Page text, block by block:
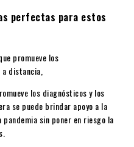
perfectas para estos
los diagnósticos y los
se puede brindar apoyo a la
sin poner en riesgo la